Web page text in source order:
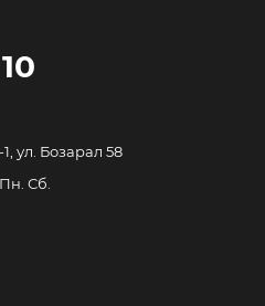
ул. Бозарал 58
Сб.